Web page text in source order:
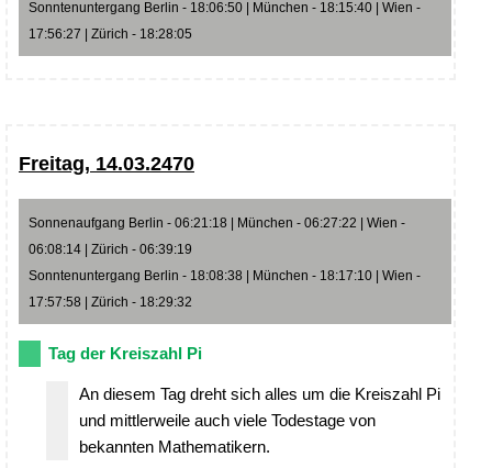
Sonntenuntergang Berlin - 18:06:50 | München - 18:15:40 | Wien -
17:56:27 | Zürich - 18:28:05
Freitag, 14.03.2470
Sonnenaufgang Berlin - 06:21:18 | München - 06:27:22 | Wien -
06:08:14 | Zürich - 06:39:19
Sonntenuntergang Berlin - 18:08:38 | München - 18:17:10 | Wien -
17:57:58 | Zürich - 18:29:32
Tag der Kreiszahl Pi
An diesem Tag dreht sich alles um die Kreiszahl Pi
und mittlerweile auch viele Todestage von
bekannten Mathematikern.